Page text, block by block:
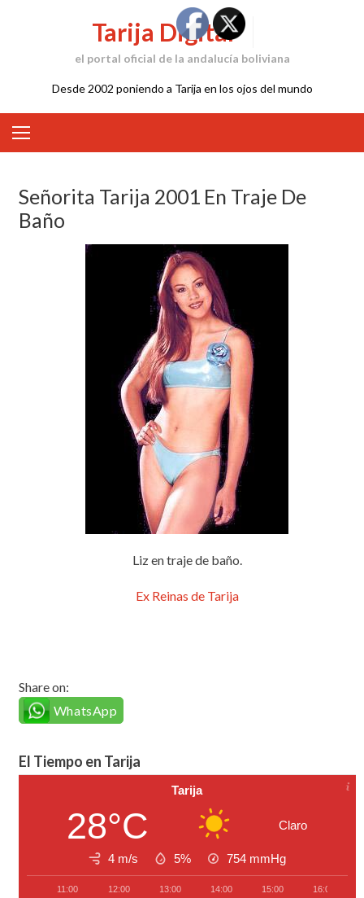
Tarija Digital
el portal oficial de la andalucía boliviana
Desde 2002 poniendo a Tarija en los ojos del mundo
Señorita Tarija 2001 En Traje De
Baño
Liz en traje de baño.
Ex Reinas de Tarija
Share on:
WhatsApp
El Tiempo en Tarija
Tarija
28°C Claro
4 m/s 5% 754 mmHg
11:00 12:00 13:00 14:00 15:00 16:00